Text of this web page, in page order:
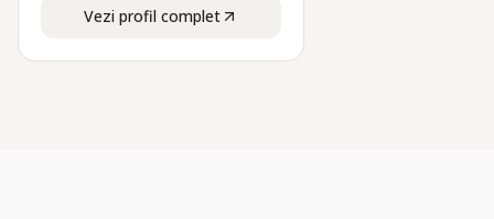
Vezi profil complet